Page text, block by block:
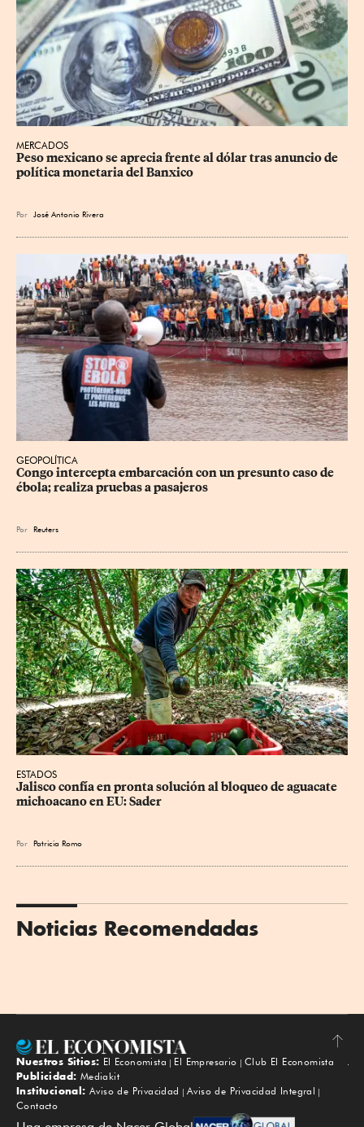
MERCADOS
Peso mexicano se aprecia frente al dólar tras anuncio de
política monetaria del Banxico
Por José Antonio Rivera
GEOPOLÍTICA
Congo intercepta embarcación con un presunto caso de
ébola; realiza pruebas a pasajeros
Por Reuters
ESTADOS
Jalisco confía en pronta solución al bloqueo de aguacate
michoacano en EU: Sader
Por Patricia Romo
Noticias Recomendadas
Subir
Nuestros Sitios: El Economista El Empresario
Club El Economista
Publicidad: Mediakit
Institucional: Aviso de Privacidad
Aviso de Privacidad Integral
Contacto